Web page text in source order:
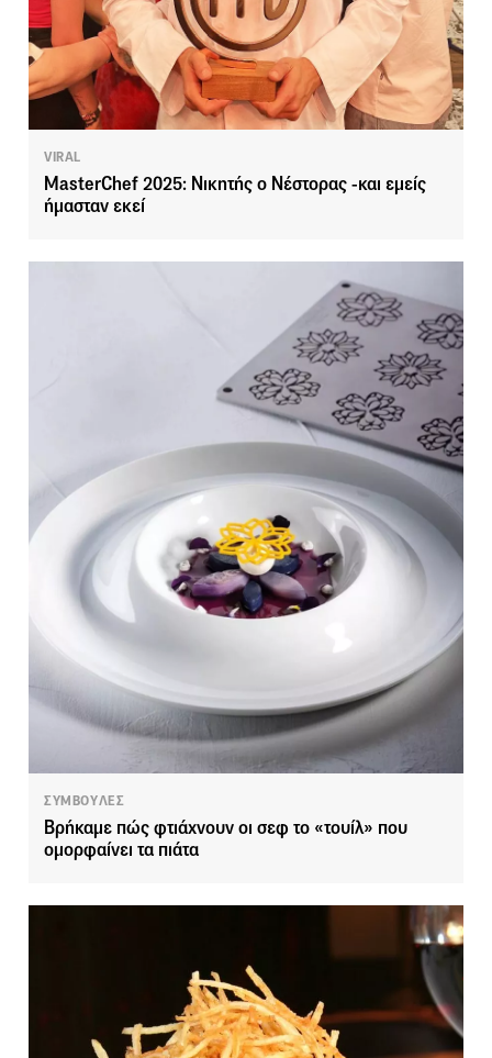
VIRAL
MasterChef 2025: Νικητής ο Νέστορας -και εμείς
ήμασταν εκεί
ΣΥΜΒΟΥΛΕΣ
Βρήκαμε πώς φτιάχνουν οι σεφ το «τουίλ» που
ομορφαίνει τα πιάτα